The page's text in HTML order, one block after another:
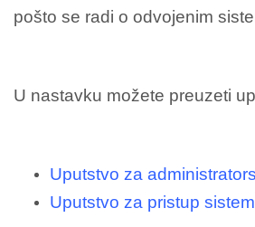
pošto se radi o odvojenim
U nastavku možete preuzeti
Uputstvo za
Uputstvo za pristup